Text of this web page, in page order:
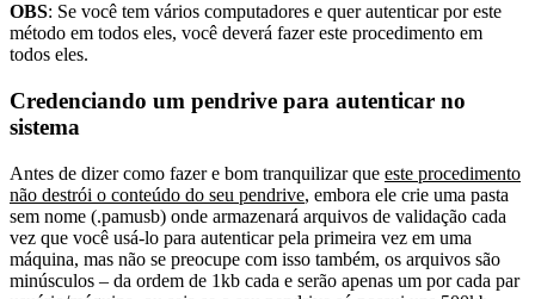
OBS: Se você tem vários computadores e quer autenticar por este
método em todos eles, você deverá fazer este procedimento em
todos eles.
Credenciando um pendrive para autenticar no
sistema
Antes de dizer como fazer e bom tranquilizar que este procedimento
não destrói o conteúdo do seu pendrive, embora ele crie uma pasta
sem nome (.pamusb) onde armazenará arquivos de validação cada
vez que você usá-lo para autenticar pela primeira vez em uma
máquina, mas não se preocupe com isso também, os arquivos são
minúsculos – da ordem de 1kb cada e serão apenas um por cada par